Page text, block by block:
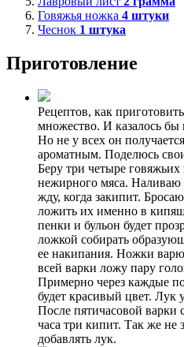
Говяжья ножка 4 штуки
Чеснок 1 штука
Приготовление
Рецептов, как
множество. И казалось бы
Но не у всех он
ароматным. Поделюсь
Беру три четыре
нежирного мяса.
жду, когда закипит.
ложить их именно в
пенки и бульон будет
ложкой собирать
ее накипания. Ножки
всей варки ложу пару
Примерно через каждые
будет красивый цвет. Лук
После пятичасовой варки
часа три кипит. Так же не
добавлять лук.